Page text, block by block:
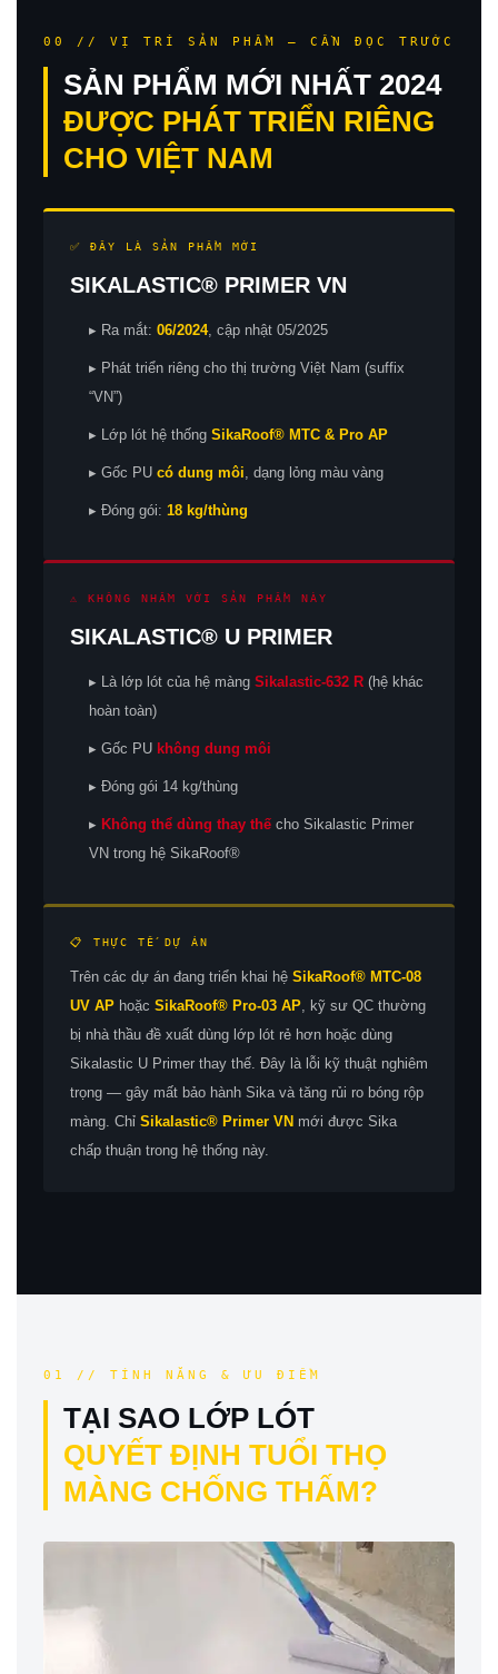
00 // VỊ TRÍ SẢN PHẨM — CẦN ĐỌC TRƯỚC
SẢN PHẨM MỚI NHẤT 2024
ĐƯỢC PHÁT TRIỂN RIÊNG
CHO VIỆT NAM
✅ ĐÂY LÀ SẢN PHẨM MỚI
SIKALASTIC® PRIMER VN
▸ Ra mắt: 06/2024, cập nhật 05/2025
▸ Phát triển riêng cho thị trường Việt Nam (suffix
“VN”)
▸ Lớp lót hệ thống SikaRoof® MTC & Pro AP
▸ Gốc PU có dung môi , dạng lỏng màu vàng
▸ Đóng gói: 18 kg/thùng
⚠ KHÔNG NHẦM VỚI SẢN PHẨM NÀY
SIKALASTIC® U PRIMER
▸ Là lớp lót của hệ màng Sikalastic-632 R(hệ khác
hoàn toàn)
▸ Gốc PU không dung môi
▸ Đóng gói 14 kg/thùng
▸ Không thể dùng thay thếcho Sikalastic Primer
VN trong hệ SikaRoof®
📋 THỰC TẾ DỰ ÁN
Trên các dự án đang triển khai hệ SikaRoof® MTC-08
UV AP hoặc SikaRoof® Pro-03 AP , kỹ sư QC thường
bị nhà thầu đề xuất dùng lớp lót rẻ hơn hoặc dùng
Sikalastic U Primer thay thế. Đây là lỗi kỹ thuật nghiêm
trọng — gây mất bảo hành Sika và tăng rủi ro bóng rộp
màng. Chỉ Sikalastic® Primer VN mới được Sika
chấp thuận trong hệ thống này.
01 // TÍNH NĂNG & ƯU ĐIỂM
TẠI SAO LỚP LÓT
QUYẾT ĐỊNH TUỔI THỌ
MÀNG CHỐNG THẤM?